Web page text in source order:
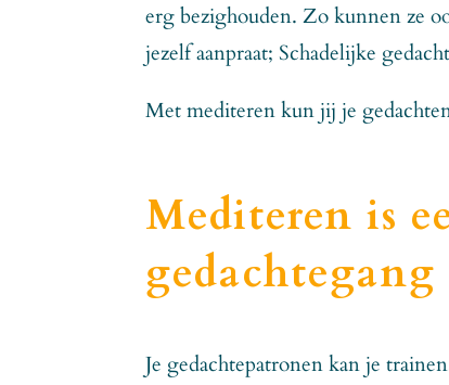
erg bezighouden. Zo kunnen ze
jezelf aanpraat; Schadelijke
Met mediteren kun jij je
Mediteren is
Je gedachtepatronen kan je